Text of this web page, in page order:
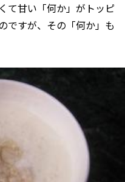
て甘い「何か」がトッピ
ですが、その「何か」も